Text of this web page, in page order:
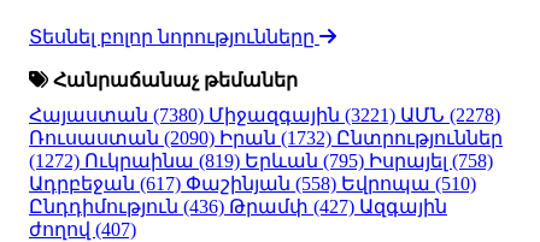
Տեսնել բոլոր նորությունները
Հանրաճանաչ թեմաներ
Հայաստան (7380) Միջազգային (3221) ԱՄՆ (2278)
Ռուսաստան (2090) Իրան (1732) Ընտրություններ
(1272) Ուկրաինա (819) Երևան (795) Իսրայել (758)
Ադրբեջան (617) Փաշինյան (558) Եվրոպա (510)
Ընդդիմություն (436) Թրամփ (427) Ազգային
ժողով (407)